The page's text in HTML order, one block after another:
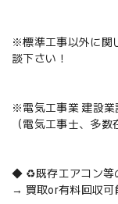
※標準工事以外に関
談下さい！
※電気工事業 建設業
（電気工事士、多数
◆ ♻️既存エアコン等
→ 買取or有料回収可